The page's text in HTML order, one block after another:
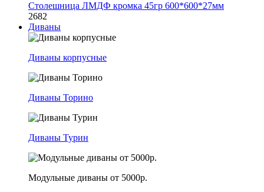
Столешница ЛМДФ кромка 45гр 600*600*27мм
2682
Диваны
Диваны корпусные
Диваны Торино
Диваны Турин
Модульные диваны от 5000р.